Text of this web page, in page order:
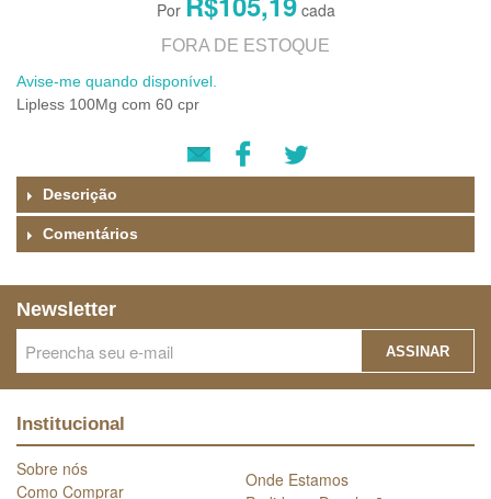
FORA DE ESTOQUE
Avise-me quando disponível.
Lipless 100Mg com 60 cpr
Descrição
Comentários
Newsletter
ASSINAR
Institucional
Sobre nós
Como Comprar
Onde Estamos